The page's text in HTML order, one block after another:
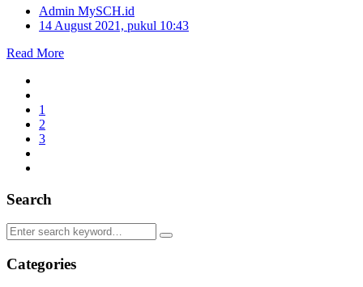
Admin MySCH.id
14 August 2021, pukul 10:43
Read More
1
2
3
Search
Categories